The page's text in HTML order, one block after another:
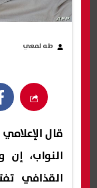
طه لمعي
قال
النواب،
القذافي